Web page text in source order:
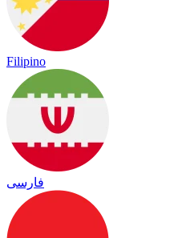
Filipino
فارسی